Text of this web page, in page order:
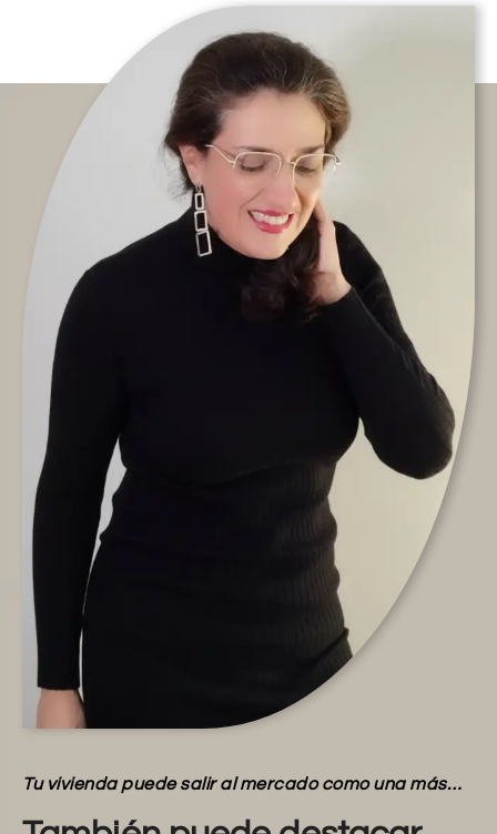
Tu vivienda puede salir al mercado como una más…